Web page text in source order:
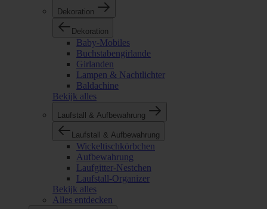
Dekoration
Dekoration
Baby-Mobiles
Buchstabengirlande
Girlanden
Lampen & Nachtlichter
Baldachine
Bekijk alles
Laufstall & Aufbewahrung
Laufstall & Aufbewahrung
Wickeltischkörbchen
Aufbewahrung
Laufgitter-Nestchen
Laufstall-Organizer
Bekijk alles
Alles entdecken